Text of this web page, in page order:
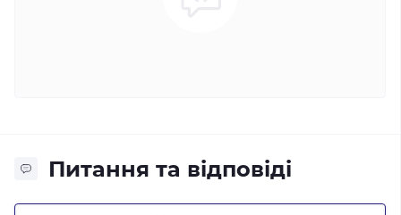
Питання та відповіді